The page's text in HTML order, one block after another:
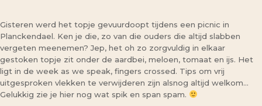
Gisteren werd het topje gevuurdoopt tijdens een picnic in
Planckendael. Ken je die, zo van die ouders die altijd slabben
vergeten meenemen? Jep, het oh zo zorgvuldig in elkaar
gestoken topje zit onder de aardbei, meloen, tomaat en ijs. Het
ligt in de week as we speak, fingers crossed. Tips om vrij
uitgesproken vlekken te verwijderen zijn alsnog altijd welkom…
Gelukkig zie je hier nog wat spik en span spam.